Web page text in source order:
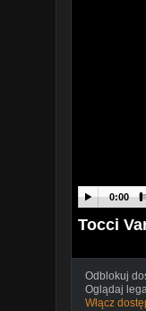
0:00
Tocci
Odblokuj
Oglądaj
Włącz